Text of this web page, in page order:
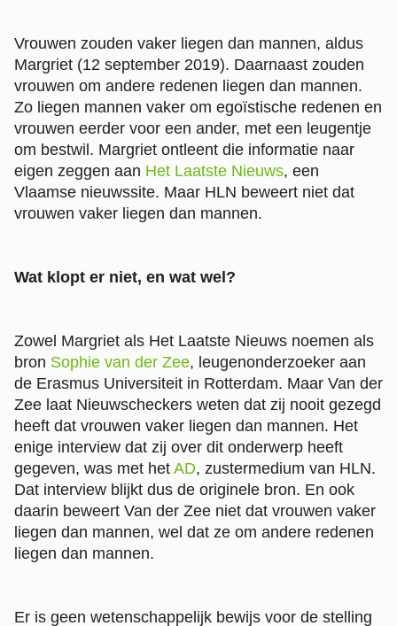
Vrouwen zouden vaker liegen dan mannen, aldus
Margriet (12 september 2019). Daarnaast zouden
vrouwen om andere redenen liegen dan mannen.
Zo liegen mannen vaker om egoïstische redenen en
vrouwen eerder voor een ander, met een leugentje
om bestwil. Margriet ontleent die informatie naar
eigen zeggen aan Het Laatste Nieuws, een
Vlaamse nieuwssite. Maar HLN beweert niet dat
vrouwen vaker liegen dan mannen.
Wat klopt er niet, en wat wel?
Zowel Margriet als Het Laatste Nieuws noemen als
bron Sophie van der Zee, leugenonderzoeker aan
de Erasmus Universiteit in Rotterdam. Maar Van der
Zee laat Nieuwscheckers weten dat zij nooit gezegd
heeft dat vrouwen vaker liegen dan mannen. Het
enige interview dat zij over dit onderwerp heeft
gegeven, was met het AD, zustermedium van HLN.
Dat interview blijkt dus de originele bron. En ook
daarin beweert Van der Zee niet dat vrouwen vaker
liegen dan mannen, wel dat ze om andere redenen
liegen dan mannen.
Er is geen wetenschappelijk bewijs voor de stelling